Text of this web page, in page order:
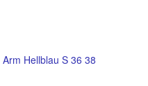
Hellblau S 36 38